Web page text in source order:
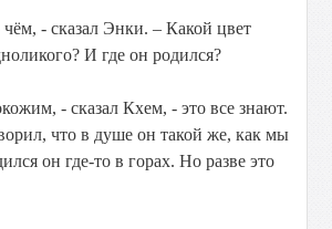
- сказал Энки. – Какой цвет
И где он родился?
- сказал Кхем, - это все знают.
что в душе он такой же, как мы
он где-то в горах. Но разве это